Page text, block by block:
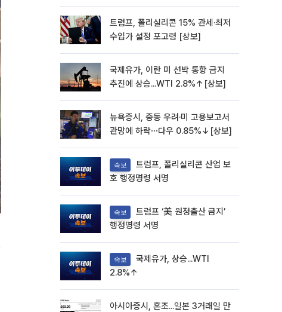
트럼프, 폴리실리콘 15% 관세·최저
수입가 설정 포고령 [상보]
국제유가, 이란 미 선박 통항 금지
추진에 상승...WTI 2.8%↑[상보]
뉴욕증시, 중동 우려·미 고용보고서
관망에 하락⋯다우 0.85%↓[상보]
속보
호 행정명령 서명
속보
행정명령 서명
속보
2.8%↑
아시아증시, 혼조...일본 3거래일 만